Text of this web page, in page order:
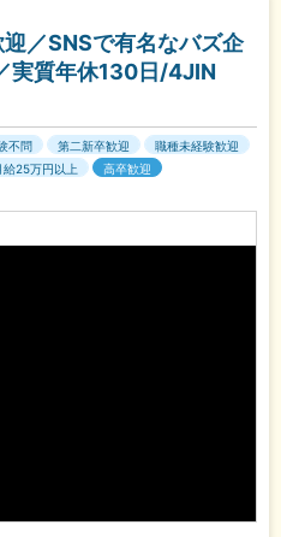
迎／SNSで有名なバズ企
実質年休130日/4JIN
不問 第二新卒歓迎
職種未経験歓迎
給25万円以上 高卒歓迎